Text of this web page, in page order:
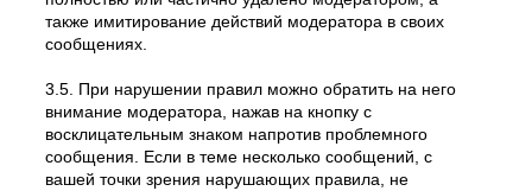
также имитирование действий модератора в своих
сообщениях.
3.5. При нарушении правил можно обратить на него
внимание модератора, нажав на кнопку с
восклицательным знаком напротив проблемного
сообщения. Если в теме несколько сообщений, с
вашей точки зрения нарушающих правила, не